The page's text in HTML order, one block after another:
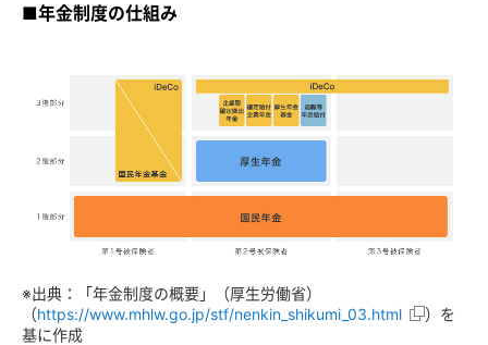
■年金制度の仕組み
※出典：「年金制度の概要」（厚生労働省）
（https://www.mhlw.go.jp/stf/nenkin_shikumi_03.html
）を
基に作成